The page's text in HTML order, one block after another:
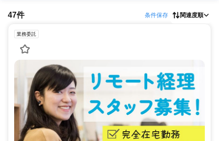
47件 条件保存 関連度順
業務委託